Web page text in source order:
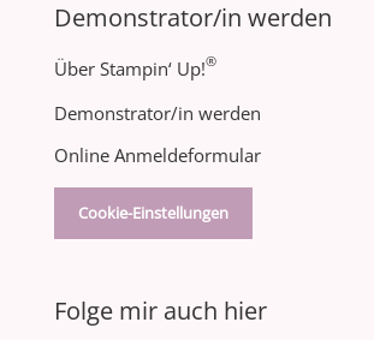
Demonstrator/in werden
Über Stampin‘ Up!®
Demonstrator/in werden
Online Anmeldeformular
Cookie-Einstellungen
Folge mir auch hier